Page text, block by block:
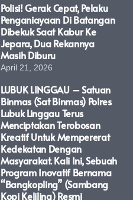
Polisi! Gerak Cepat, Pelaku
Penganiayaan Di Batangan
Dibekuk Saat Kabur Ke
Jepara, Dua Rekannya
Masih Diburu
April 21, 2026
LUBUK LINGGAU – Satuan
Binmas (Sat Binmas) Polres
Lubuk Linggau Terus
Menciptakan Terobosan
Kreatif Untuk Mempererat
Kedekatan Dengan
Masyarakat. Kali Ini, Sebuah
Program Inovatif Bernama
“Bangkopling” (Sambang
Kopi Keliling) Resmi